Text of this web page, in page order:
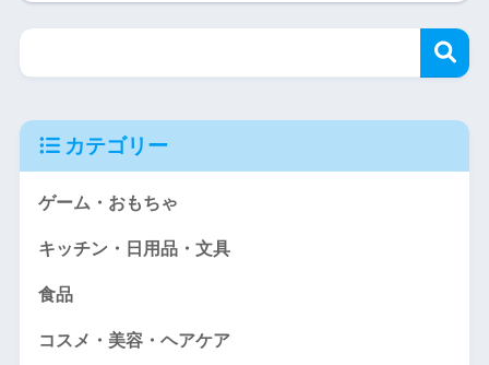
カテゴリー
ゲーム・おもちゃ
キッチン・日用品・文具
食品
コスメ・美容・ヘアケア